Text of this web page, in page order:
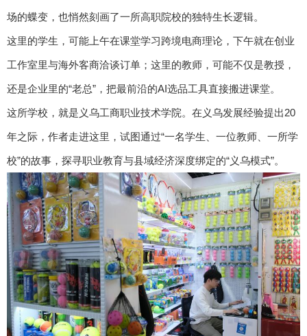
场的蝶变，也悄然刻画了一所高职院校的独特生长逻辑。
这里的学生，可能上午在课堂学习跨境电商理论，下午就在创业
工作室里与海外客商洽谈订单；这里的教师，可能不仅是教授，
还是企业里的“老总”，把最前沿的AI选品工具直接搬进课堂。
这所学校，就是义乌工商职业技术学院。在义乌发展经验提出20
年之际，作者走进这里，试图通过“一名学生、一位教师、一所学
校”的故事，探寻职业教育与县域经济深度绑定的“义乌模式”。